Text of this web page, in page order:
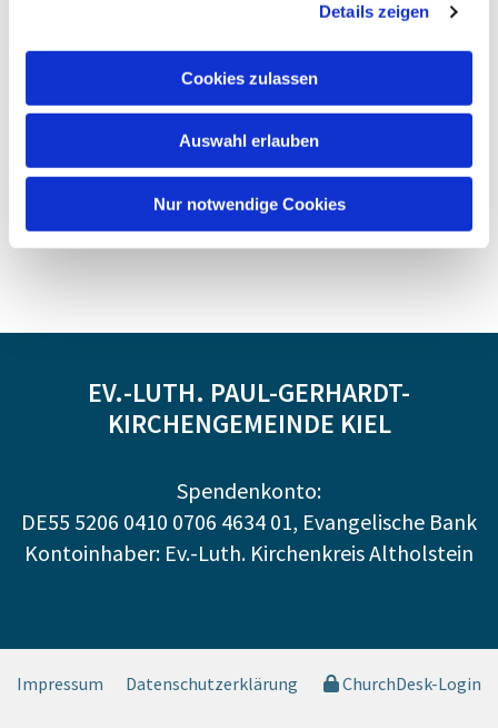
Details zeigen
Cookies zulassen
Auswahl erlauben
Nur notwendige Cookies
EV.-LUTH. PAUL-GERHARDT-
KIRCHENGEMEINDE KIEL
Spendenkonto:
DE55 5206 0410 0706 4634 01, Evangelische Bank
Kontoinhaber: Ev.-Luth. Kirchenkreis Altholstein
Impressum Datenschutzerklärung ChurchDesk-Login